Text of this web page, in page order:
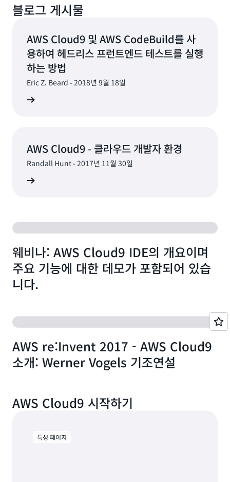
있습니다.
하고 AWS 서비스에 직접 액세스할 수 있습니다.
시작할 수 있습니다. AWS Cloud9 개발 환경은
Node.js, JavaScript, Python, PHP, Ruby, Go 및
C++를 비롯한 40여 개의 프로그래밍 언어용 도구와 함
께 사전에 패키징되어 제공됩니다. 따라서 개발 머신을
위해 파일, SDK 및 플러그인을 설치하거나 구성할 필요
없이 몇 분 만에 인기 있는 애플리케이션 스택의 코드 작
성을 시작할 수 있습니다. Cloud9은 클라우드 기반이므
로, 손쉽게 여러 개의 개발 환경을 유지 관리하여 프로젝
트 리소스를 격리할 수 있습니다.
블로그 게시물
AWS Cloud9 및 AWS CodeBuild를 사
용하여 헤드리스 프런트엔드 테스트를 실행
하는 방법
Eric Z. Beard - 2018년 9월 18일
AWS Cloud9 - 클라우드 개발자 환경
Randall Hunt - 2017년 11월 30일
웨비나: AWS Cloud9 IDE의 개요이며
주요 기능에 대한 데모가 포함되어 있습
니다.
AWS re:Invent 2017 - AWS Cloud9
소개: Werner Vogels 기조연설
AWS Cloud9 시작하기
특성 페이지